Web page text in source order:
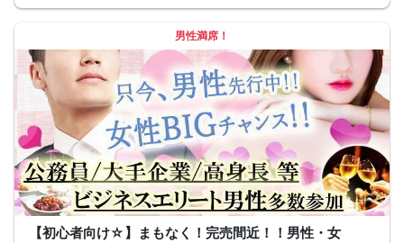
生活力のある男性だから、将来もイメージしやすい♡
男性満席！
【初心者向け☆】まもなく！完売間近！！男性・女